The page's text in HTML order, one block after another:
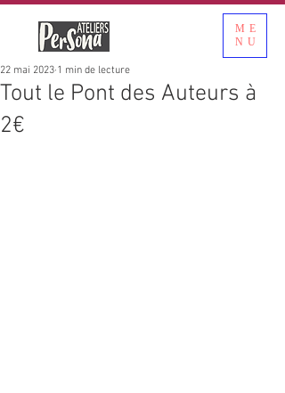
ME
NU
Tout le Pont des Auteurs à
2€
22 mai 2023 1 min de lecture